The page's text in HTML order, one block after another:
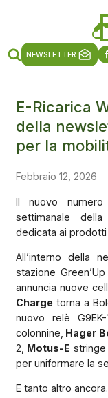
NEWSLETTER
E-Ricarica
della
per la
Febbraio 12, 2026
Il nuovo
settimanale
dedicata ai
All’interno della
stazione
annuncia nuove
Charge torna a
nuovo relè
colonnine, Hager
2, Motus-E stringe
per uniformare la
E tanto altro ancora.